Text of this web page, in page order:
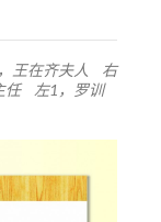
王在齐夫人 右
任 左1，罗训